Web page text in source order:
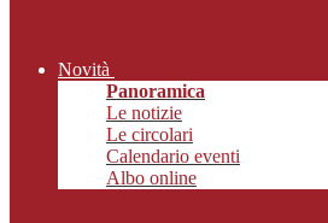
Novità
Panoramica
Le notizie
Le circolari
Calendario eventi
Albo online